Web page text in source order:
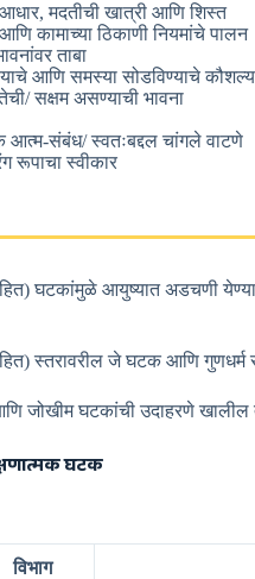
मदतीची खात्री आणि शिस्त
कामाच्या ठिकाणी नियमांचे पालन
ताबा
आणि समस्या सोडविण्याचे कौशल्य
सक्षम असण्याची भावना
आत्म-संबंध/ स्वतःबद्दल चांगले वाटणे
रूपाचा स्वीकार
घटकांमुळे आयुष्यात अडचणी
स्तरावरील जे घटक आणि गुणधर्म
जोखीम घटकांची उदाहरणे खालील
घटक
विभाग